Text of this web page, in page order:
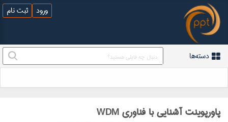
ورود ثبت نام
دسته‌ها
پاورپوینت آشنایی با فناوری WDM